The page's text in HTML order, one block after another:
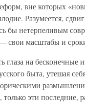
вне которых
Разумеется,
бы нетерпеливым
свои масштабы и
глаза на бесконечные
быта, утешая
эти последние,